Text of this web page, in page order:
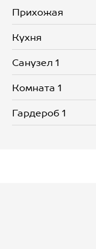
Прихожая
Кухня
Санузел 1
Комната 1
Гардероб 1